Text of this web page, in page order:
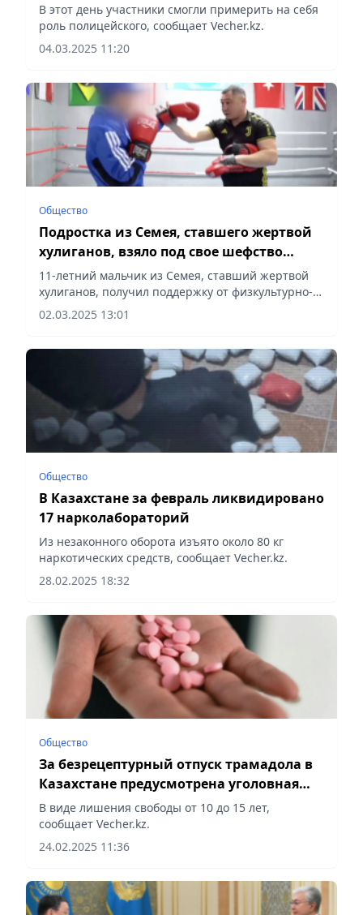
В этот день участники смогли примерить на себя
роль полицейского, сообщает Vecher.kz.
04.03.2025 11:20
Общество
Подростка из Семея, ставшего жертвой
хулиганов, взяло под свое шефство
«Динамо» МВД
11-летний мальчик из Семея, ставший жертвой
хулиганов, получил поддержку от физкультурно-
спортивного общества «Динамо» МВД РК,
сообщает Vecher.kz.
02.03.2025 13:01
Общество
В Казахстане за февраль ликвидировано
17 нарколабораторий
Из незаконного оборота изъято около 80 кг
наркотических средств, сообщает Vecher.kz.
28.02.2025 18:32
Общество
За безрецептурный отпуск трамадола в
Казахстане предусмотрена уголовная
ответственность
В виде лишения свободы от 10 до 15 лет,
сообщает Vecher.kz.
24.02.2025 11:36